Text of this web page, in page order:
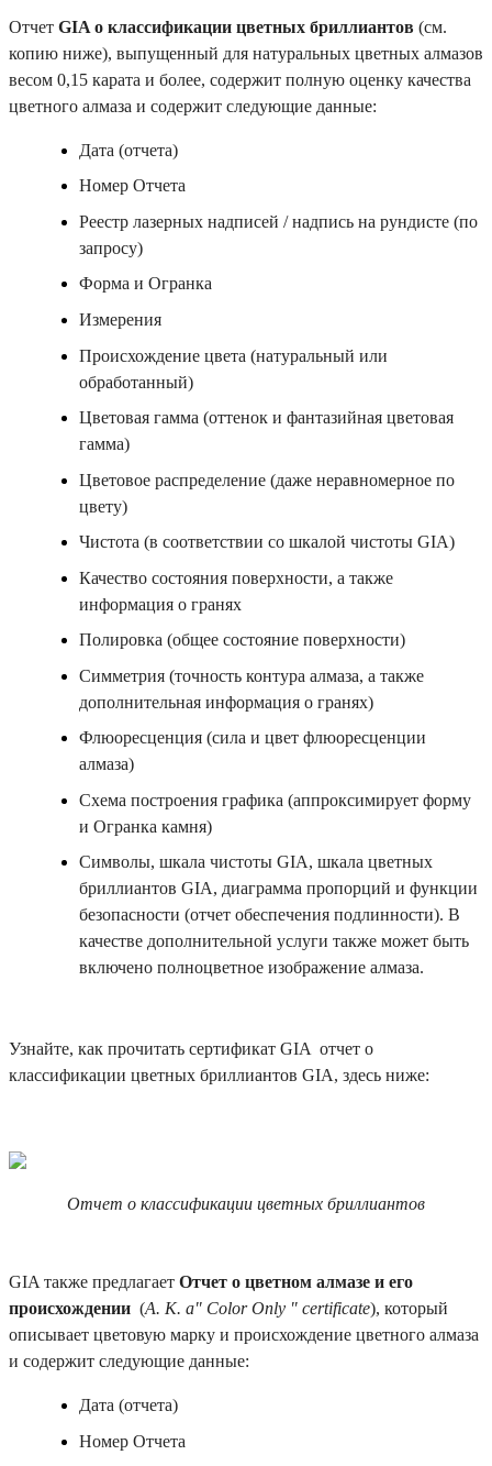
Отчет GIA о классификации цветных бриллиантов (см.
копию ниже), выпущенный для натуральных цветных алмазов
весом 0,15 карата и более, содержит полную оценку качества
цветного алмаза и содержит следующие данные:
Дата (отчета)
Номер Отчета
Реестр лазерных надписей / надпись на рундисте (по
запросу)
Форма и Огранка
Измерения
Происхождение цвета (натуральный или
обработанный)
Цветовая гамма (оттенок и фантазийная цветовая
гамма)
Цветовое распределение (даже неравномерное по
цвету)
Чистота (в соответствии со шкалой чистоты GIA)
Качество состояния поверхности, а также
информация о гранях
Полировка (общее состояние поверхности)
Симметрия (точность контура алмаза, а также
дополнительная информация о гранях)
Флюоресценция (сила и цвет флюоресценции
алмаза)
Схема построения графика (аппроксимирует форму
и Огранка камня)
Символы, шкала чистоты GIA, шкала цветных
бриллиантов GIA, диаграмма пропорций и функции
безопасности (отчет обеспечения подлинности). В
качестве дополнительной услуги также может быть
включено полноцветное изображение алмаза.
Узнайте, как прочитать сертификат GIA отчет о
классификации цветных бриллиантов GIA, здесь ниже:
Отчет о классификации цветных бриллиантов
GIA также предлагает Отчет о цветном алмазе и его
происхождении (A. K. a" Color Only " certificate), который
описывает цветовую марку и происхождение цветного алмаза
и содержит следующие данные:
Дата (отчета)
Номер Отчета